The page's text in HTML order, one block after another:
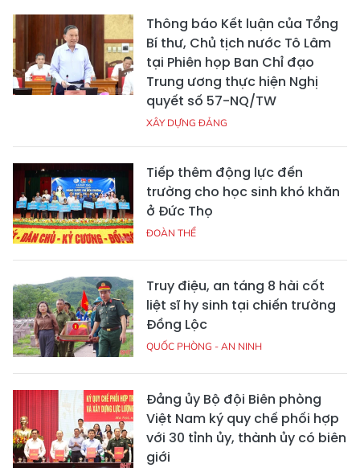
Thông báo Kết luận của Tổng
Bí thư, Chủ tịch nước Tô Lâm
tại Phiên họp Ban Chỉ đạo
Trung ương thực hiện Nghị
quyết số 57-NQ/TW
XÂY DỰNG ĐẢNG
Tiếp thêm động lực đến
trường cho học sinh khó khăn
ở Đức Thọ
ĐOÀN THỂ
Truy điệu, an táng 8 hài cốt
liệt sĩ hy sinh tại chiến trường
Đồng Lộc
QUỐC PHÒNG - AN NINH
Đảng ủy Bộ đội Biên phòng
Việt Nam ký quy chế phối hợp
với 30 tỉnh ủy, thành ủy có biên
giới